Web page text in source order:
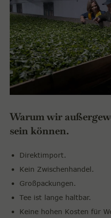
Warum wir
sein können.
Direktimport.
Kein Zwischenhandel.
Großpackungen.
Tee ist lange haltbar.
Keine hohen Kosten für